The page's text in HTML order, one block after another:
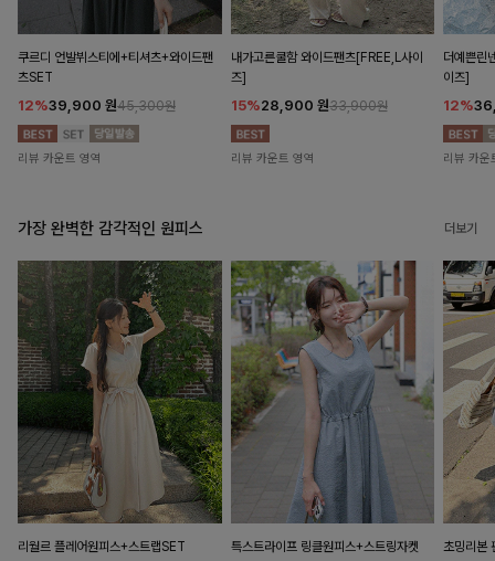
쿠르디 언발뷔스티에+티셔츠+와이드팬
츠SET
12%39,900 원45,300원
리뷰 카운트 영역
내가고른쿨함 와이드팬츠[FREE,L사이
즈]
15%28,900 원33,900원
리뷰 카운트 영역
더예쁜린
이즈]
12%
리뷰 카운
가장 완벽한 감각적인 원피스 더보기
리월르 플레어원피스+스트랩SET
특스트라이프 링클원피스+스트링자켓
초밍리본